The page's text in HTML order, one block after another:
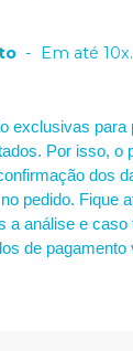
- Em até
exclusivas para
Por isso, o
dos
pedido. Fique
a análise e caso
de pagamento